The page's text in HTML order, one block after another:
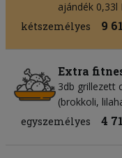
ajándék 0,33l
kétszemélyes
9
Extra
3db grillezett
(brokkoli,
egyszemélyes
4